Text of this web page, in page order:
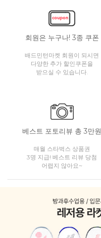
회원은 누구나! 3종 쿠폰
배드민턴마켓 회원이 되시면
다양한 추가 할인쿠폰을
받으실 수 있습니다.
베스트 포토리뷰 총 3만원
매월 스타벅스 상품권
3명 지급! 베스트 리뷰 당첨
어렵지 않아요~